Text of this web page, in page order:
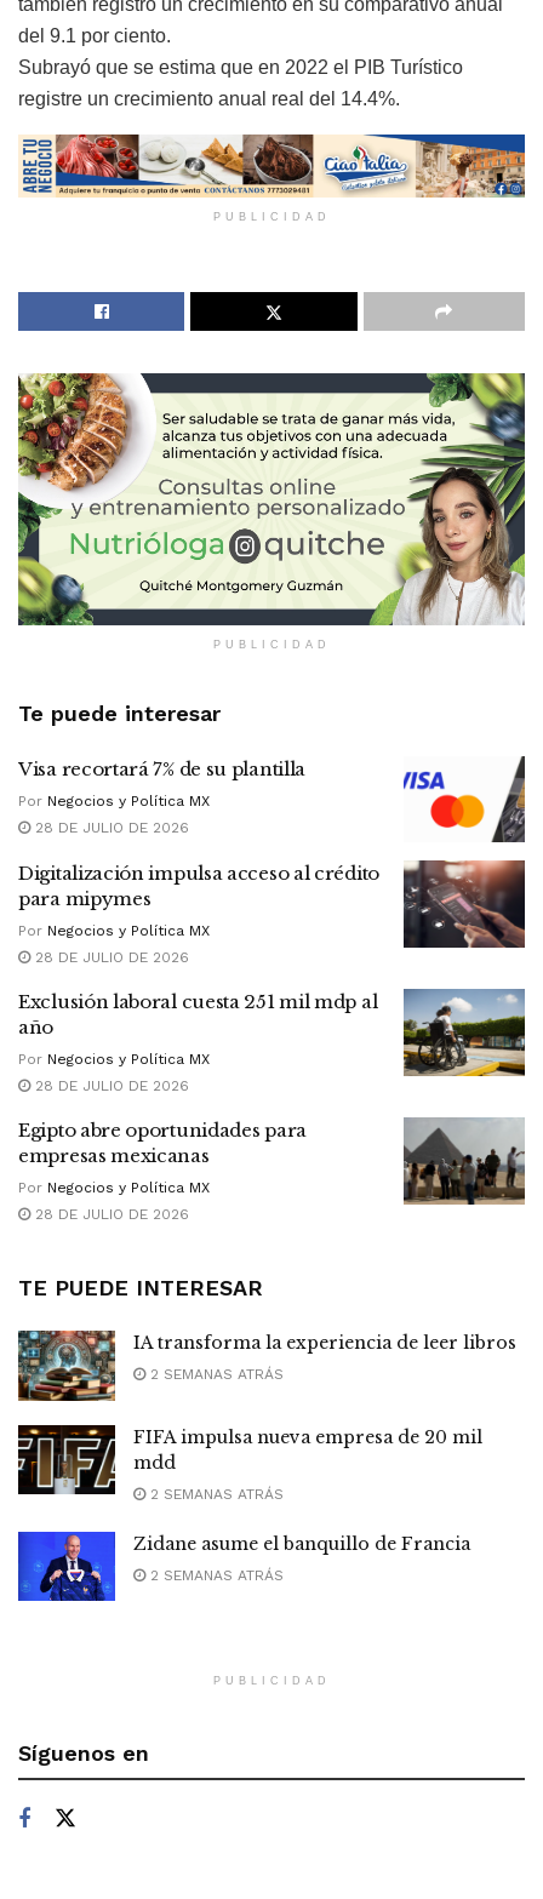
del 9.1 por ciento.
Subrayó que se estima que en 2022 el PIB Turístico
registre un crecimiento anual real del 14.4%.
PUBLICIDAD
PUBLICIDAD
Te puede interesar
Visa recortará 7% de su plantilla
Por Negocios y Política MX
28 DE JULIO DE 2026
Digitalización impulsa acceso al crédito
para mipymes
Por Negocios y Política MX
28 DE JULIO DE 2026
Exclusión laboral cuesta 251 mil mdp al
año
Por Negocios y Política MX
28 DE JULIO DE 2026
Egipto abre oportunidades para
empresas mexicanas
Por Negocios y Política MX
28 DE JULIO DE 2026
TE PUEDE INTERESAR
IA transforma la experiencia de leer libros
2 SEMANAS ATRÁS
FIFA impulsa nueva empresa de 20 mil
mdd
2 SEMANAS ATRÁS
Zidane asume el banquillo de Francia
2 SEMANAS ATRÁS
PUBLICIDAD
Síguenos en